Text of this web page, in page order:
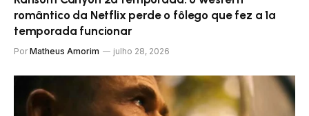
romântico da Netflix perde o fôlego que fez a 1ª
temporada funcionar
Por Matheus Amorim julho 28, 2026